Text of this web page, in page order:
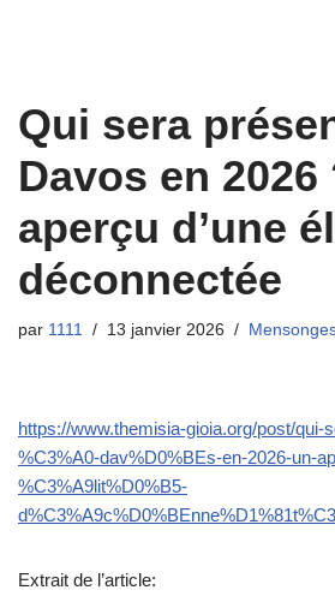
Qui sera
Davоs en 2026
aperçu d’une
décоnneсtée
par 1111 13 janvier 2026
https://www.themisia-gioia.org/post/qui-
%C3%A0-dav%D0%BEs-en-2026-un-
%C3%A9lit%D0%B5-
Extrait de l’article: